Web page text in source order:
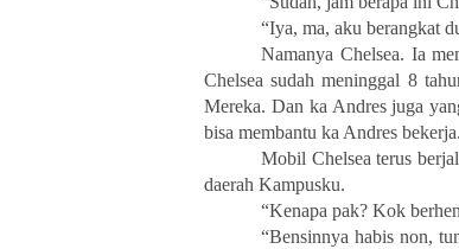
“Iya, ma, aku berangkat
Namanya Chelsea. Ia
Chelsea sudah meninggal 8
Mereka. Dan ka Andres juga
bisa membantu ka Andres bekerja.
Mobil Chelsea terus
daerah Kampusku.
“Kenapa pak? Kok
“Bensinnya habis non,